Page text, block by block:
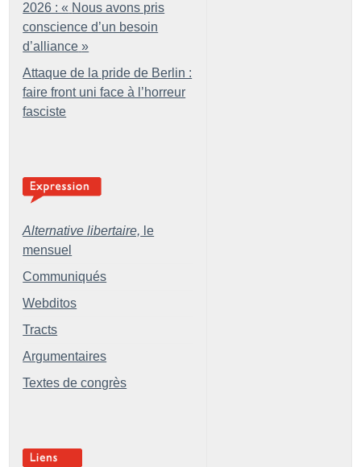
2026 : « Nous avons pris
conscience d’un besoin
d’alliance »
Attaque de la pride de Berlin :
faire front uni face à l’horreur
fasciste
Alternative libertaire, le
mensuel
Communiqués
Webditos
Tracts
Argumentaires
Textes de congrès